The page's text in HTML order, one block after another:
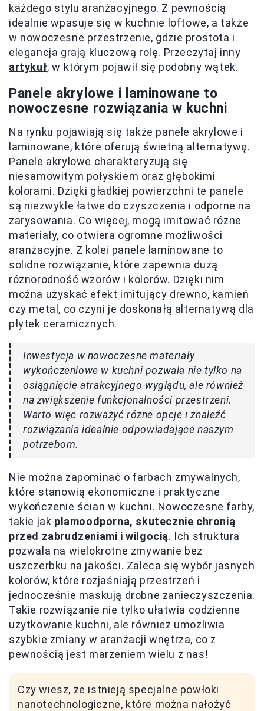
każdego stylu aranżacyjnego. Z pewnością
idealnie wpasuje się w kuchnie loftowe, a także
w nowoczesne przestrzenie, gdzie prostota i
elegancja grają kluczową rolę. Przeczytaj inny
artykuł, w którym pojawił się podobny wątek.
Panele akrylowe i laminowane to
nowoczesne rozwiązania w kuchni
Na rynku pojawiają się także panele akrylowe i
laminowane, które oferują świetną alternatywę.
Panele akrylowe charakteryzują się
niesamowitym połyskiem oraz głębokimi
kolorami. Dzięki gładkiej powierzchni te panele
są niezwykle łatwe do czyszczenia i odporne na
zarysowania. Co więcej, mogą imitować różne
materiały, co otwiera ogromne możliwości
aranżacyjne. Z kolei panele laminowane to
solidne rozwiązanie, które zapewnia dużą
różnorodność wzorów i kolorów. Dzięki nim
można uzyskać efekt imitujący drewno, kamień
czy metal, co czyni je doskonałą alternatywą dla
płytek ceramicznych.
Inwestycja w nowoczesne materiały
wykończeniowe w kuchni pozwala nie tylko na
osiągnięcie atrakcyjnego wyglądu, ale również
na zwiększenie funkcjonalności przestrzeni.
Warto więc rozważyć różne opcje i znaleźć
rozwiązania idealnie odpowiadające naszym
potrzebom.
Nie można zapominać o farbach zmywalnych,
które stanowią ekonomiczne i praktyczne
wykończenie ścian w kuchni. Nowoczesne farby,
takie jak plamoodporna, skutecznie chronią
przed zabrudzeniami i wilgocią. Ich struktura
pozwala na wielokrotne zmywanie bez
uszczerbku na jakości. Zaleca się wybór jasnych
kolorów, które rozjaśniają przestrzeń i
jednocześnie maskują drobne zanieczyszczenia.
Takie rozwiązanie nie tylko ułatwia codzienne
użytkowanie kuchni, ale również umożliwia
szybkie zmiany w aranżacji wnętrza, co z
pewnością jest marzeniem wielu z nas!
Czy wiesz, że istnieją specjalne powłoki
nanotechnologiczne, które można nałożyć